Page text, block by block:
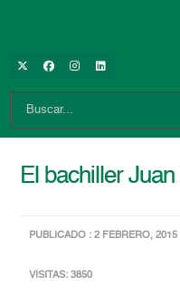
El bachiller Juan
PUBLICADO : 2 FEBRERO, 2015
VISITAS: 3850